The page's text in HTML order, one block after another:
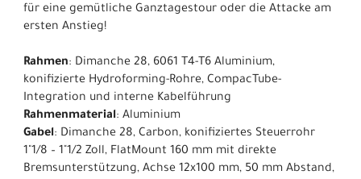
für eine gemütliche Ganztagestour oder die Attacke am
ersten Anstieg!
Rahmen: Dimanche 28, 6061 T4-T6 Aluminium,
konifizierte Hydroforming-Rohre, CompacTube-
Integration und interne Kabelführung
Rahmenmaterial: Aluminium
Gabel: Dimanche 28, Carbon, konifiziertes Steuerrohr
1"1/8 – 1"1/2 Zoll, FlatMount 160 mm mit direkte
Bremsunterstützung, Achse 12x100 mm, 50 mm Abstand,